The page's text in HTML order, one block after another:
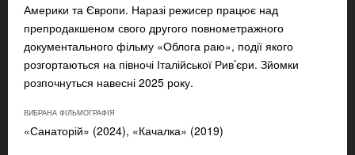
Америки та Європи. Наразі режисер працює над
препродакшеном свого другого повнометражного
документального фільму «Облога раю», події якого
розгортаються на півночі Італійської Рив’єри. Зйомки
розпочнуться навесні 2025 року.
ВИБРАНА ФІЛЬМОГРАФІЯ
«Санаторій» (2024), «Качалка» (2019)